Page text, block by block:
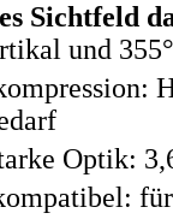
Sichtfeld
und
Optik: